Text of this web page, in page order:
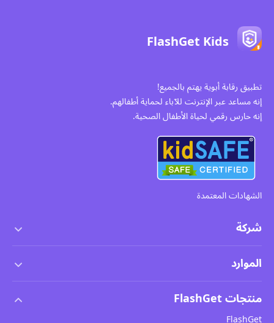
FlashGet Kids
تطبيق رقابة أبوية يهتم بالجميع!
إنه مساعد عبر الإنترنت للآباء لحماية أطفالهم.
إنه حارس رقمي لحياة الأطفال الصحية.
الشهادات المعتمدة
شركة
شروط الخدمة
اتفاقية ترخيص المستخدم النهائي
سياسة DMCA
الموارد
مركز المساعدة
كيفية
منتجات FlashGet